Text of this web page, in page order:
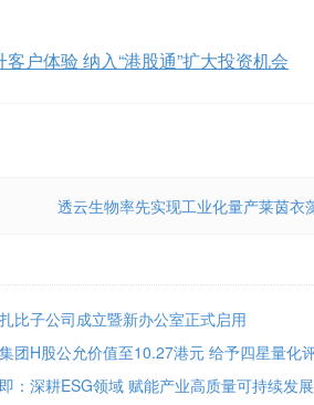
户体验 纳入“港股通”扩大投资机会
透云生物率先实现工业化量产莱茵衣
比子公司成立暨新办公室正式启用
团H股公允价值至10.27港元 给予四星量化
：深耕ESG领域 赋能产业高质量可持续发展